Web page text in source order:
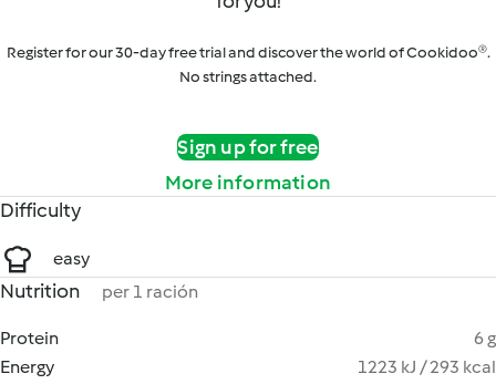
Register for our 30-day free trial and discover the world of Cookidoo®.
No strings attached.
Sign up for free
More information
Difficulty
easy
Nutrition per 1 ración
Protein
6 g
Energy
1223 kJ / 293 kcal